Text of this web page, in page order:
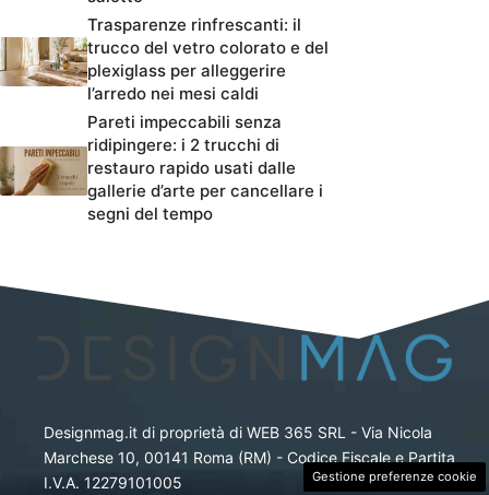
Trasparenze rinfrescanti: il
trucco del vetro colorato e del
plexiglass per alleggerire
l’arredo nei mesi caldi
Pareti impeccabili senza
ridipingere: i 2 trucchi di
restauro rapido usati dalle
gallerie d’arte per cancellare i
segni del tempo
Designmag.it di proprietà di WEB 365 SRL - Via Nicola
Marchese 10, 00141 Roma (RM) - Codice Fiscale e Partita
I.V.A. 12279101005
Gestione preferenze cookie